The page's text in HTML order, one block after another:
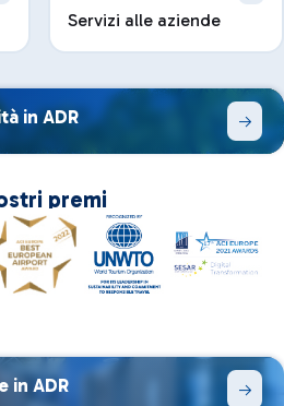
Servizi alle aziende
in ADR
premi
in ADR